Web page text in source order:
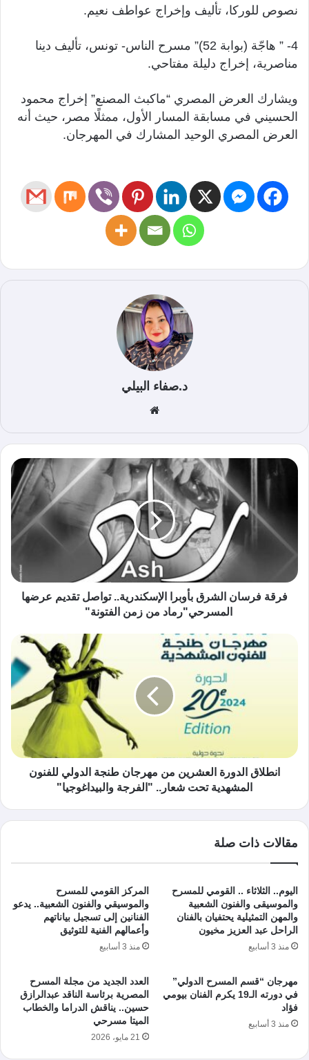
نصوص للوركا، تأليف وإخراج عواطف نعيم.
4- ” هاجّة (بوابة 52)” مسرح الناس- تونس، تأليف دينا
مناصرية، إخراج دليلة مفتاحي.
ويشارك العرض المصري “ماكبث المصنع” إخراج محمود
الحسيني في مسابقة المسار الأول، ممثلًا مصر، حيث أنه
العرض المصري الوحيد المشارك في المهرجان.
د.صفاء البيلي
الوي
ب
فرقة فرسان الشرق بأوبرا الإسكندرية.. تواصل تقديم عرضها
المسرحي"رماد من زمن الفتونة"
انطلاق الدورة العشرين من مهرجان طنجة الدولي للفنون
المشهدية تحت شعار.. "الفرجة والبيداغوجيا"
مقالات ذات صلة
اليوم.. الثلاثاء .. القومي للمسرح
والموسيقى والفنون الشعبية
والمهن التمثيلية يحتفيان بالفنان
الراحل عبد العزيز مخيون
منذ 3 أسابيع
المركز القومي للمسرح
والموسيقي والفنون الشعبية.. يدعو
الفنانين إلى تسجيل بياناتهم
وأعمالهم الفنية للتوثيق
منذ 3 أسابيع
مهرجان “قسم المسرح الدولي”
في دورته الـ19 يكرم الفنان بيومي
فؤاد
منذ 3 أسابيع
العدد الجديد من مجلة المسرح
المصرية برئاسة الناقد عبدالرازق
حسين.. يناقش الدراما والخطاب
الميتا مسرحي
21 مايو، 2026